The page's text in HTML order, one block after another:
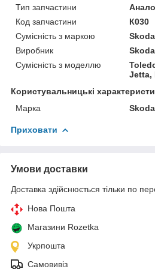
Тип запчастини
Код запчастини
К030
Сумісність з маркою
Skoda
Виробник
Skoda
Сумісність з моделлю
Jetta,
Користувальницькі
Марка
Skoda
Приховати
Умови доставки
Доставка здійснюється тільки по
Нова Пошта
Магазини Rozetka
Укрпошта
Самовивіз